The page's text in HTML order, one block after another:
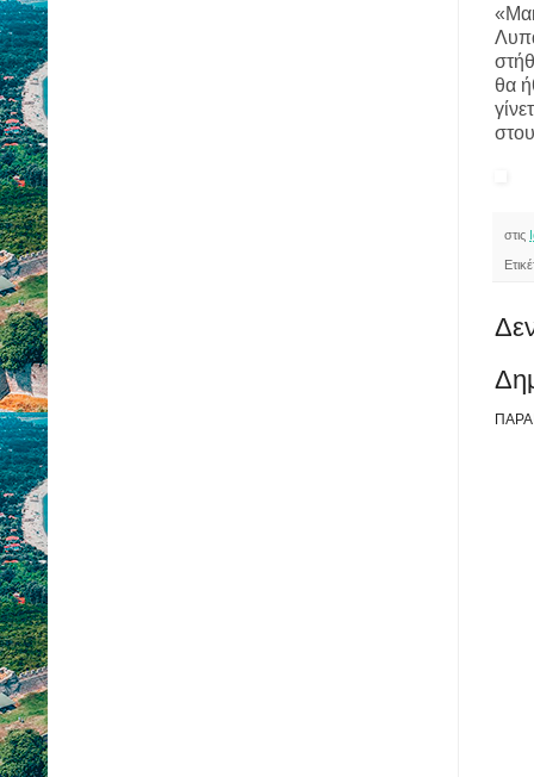
θα
στις